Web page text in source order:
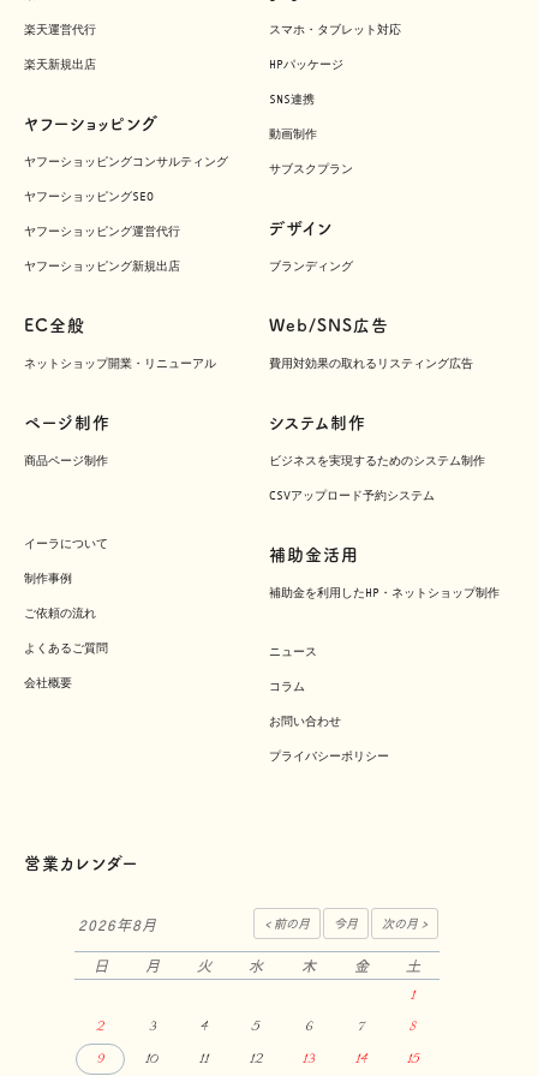
楽天運営代行
楽天新規出店
ヤフーショッピング
ヤフーショッピングコンサルティング
ヤフーショッピングSEO
ヤフーショッピング運営代行
ヤフーショッピング新規出店
EC全般
ネットショップ開業・リニューアル
ページ制作
商品ページ制作
イーラについて
制作事例
ご依頼の流れ
よくあるご質問
会社概要
スマホ・タブレット対応
HPパッケージ
SNS連携
動画制作
サブスクプラン
デザイン
ブランディング
Web/SNS広告
費用対効果の取れるリスティング広告
システム制作
ビジネスを実現するためのシステム制作
CSVアップロード予約システム
補助金活用
補助金を利用したHP・ネットショップ制作
ニュース
コラム
お問い合わせ
プライバシーポリシー
営業カレンダー
2026年8月
日 月 火 水 木 金 土
1
2
3 4 5 6 7
8
9
10 11 12 13 14 15